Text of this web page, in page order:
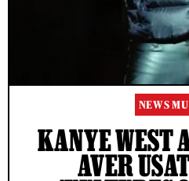
NEWS
KANYE WEST
AVER